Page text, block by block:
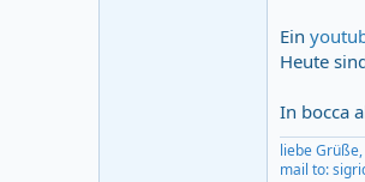
Ein
Heute
In bocca
liebe
mail to: